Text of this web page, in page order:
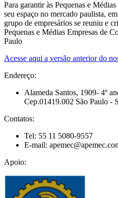
Para garantir às Pequenas e
seu espaço no mercado paulista,
grupo de empresários se reuniu e
Pequenas e Médias Empresas de
Paulo
Acesse aqui a versão anterior do
Endereço:
Alameda Santos, 1909- 4º
Cep.01419.002 São Paulo -
Contatos:
Tel: 55 11 5080-9557
E-mail:
Apoio: